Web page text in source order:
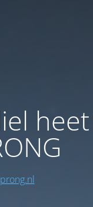
heet